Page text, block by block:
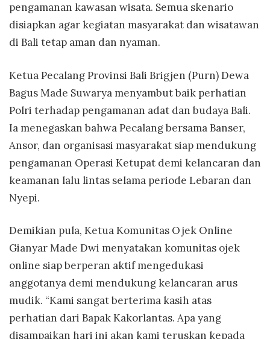
pengamanan kawasan wisata. Semua skenario
disiapkan agar kegiatan masyarakat dan wisatawan
di Bali tetap aman dan nyaman.
Ketua Pecalang Provinsi Bali Brigjen (Purn) Dewa
Bagus Made Suwarya menyambut baik perhatian
Polri terhadap pengamanan adat dan budaya Bali.
Ia menegaskan bahwa Pecalang bersama Banser,
Ansor, dan organisasi masyarakat siap mendukung
pengamanan Operasi Ketupat demi kelancaran dan
keamanan lalu lintas selama periode Lebaran dan
Nyepi.
Demikian pula, Ketua Komunitas Ojek Online
Gianyar Made Dwi menyatakan komunitas ojek
online siap berperan aktif mengedukasi
anggotanya demi mendukung kelancaran arus
mudik. “Kami sangat berterima kasih atas
perhatian dari Bapak Kakorlantas. Apa yang
disampaikan hari ini akan kami teruskan kepada